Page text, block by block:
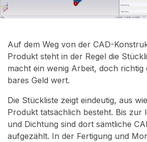
Auf dem Weg von der CAD-
Produkt steht in der Regel die
macht ein wenig Arbeit, doch richtig
bares Geld wert.
Die Stückliste zeigt eindeutig, aus
Produkt tatsächlich besteht. Bis zur
und Dichtung sind dort sämtliche
aufgezählt. In der Fertigung und